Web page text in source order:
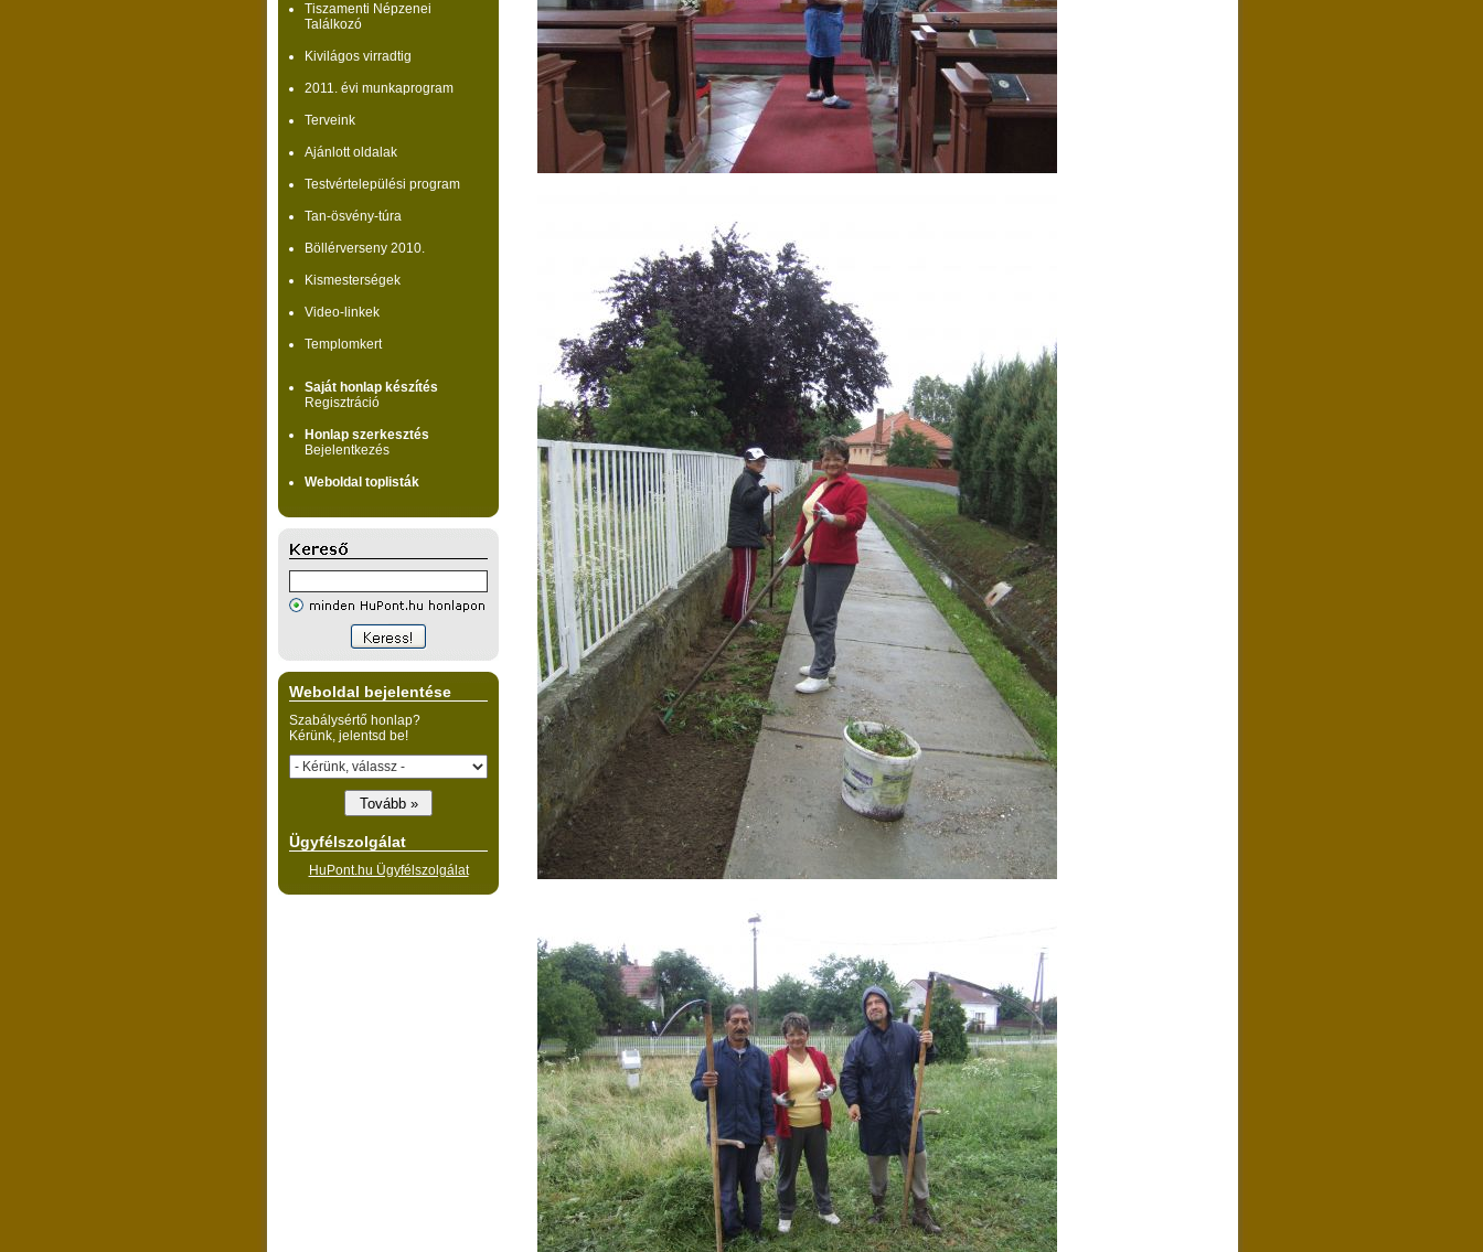
Tiszamenti Népzenei
Találkozó
Kivilágos virradtig
2011. évi munkaprogram
Terveink
Ajánlott oldalak
Testvértelepülési program
Tan-ösvény-túra
Böllérverseny 2010.
Kismesterségek
Video-linkek
Templomkert
Saját honlap készítés
Regisztráció
Honlap szerkesztés
Bejelentkezés
Weboldal toplisták
Weboldal bejelentése
Szabálysértő honlap?
Kérünk, jelentsd be!
Ügyfélszolgálat
HuPont.hu Ügyfélszolgálat